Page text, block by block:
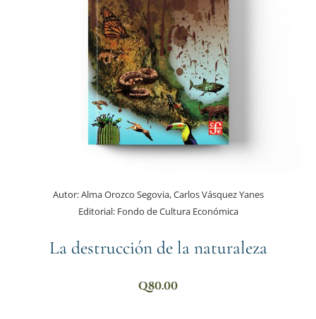
Autor:Alma Orozco Segovia, Carlos Vásquez Yanes
Editorial:Fondo de Cultura Económica
La destrucción de la naturaleza
Q80.00